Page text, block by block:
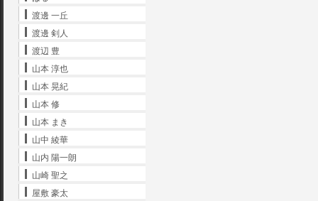
渡邊 一丘
渡邊 剣人
渡辺 豊
山本 淳也
山本 晃紀
山本 修
山本 まき
山中 綾華
山内 陽一朗
山崎 聖之
屋敷 豪太